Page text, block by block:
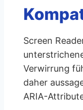
Screen
Verwirrung
daher
ARIA-